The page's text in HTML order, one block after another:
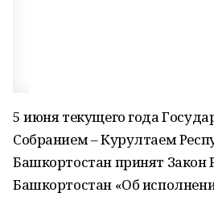
5 июня текущего года
Собранием – Курултаем
Башкортостан принят Закон
Башкортостан «Об